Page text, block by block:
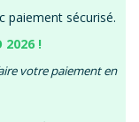
paiement sécurisé.
2026 !
votre paiement en